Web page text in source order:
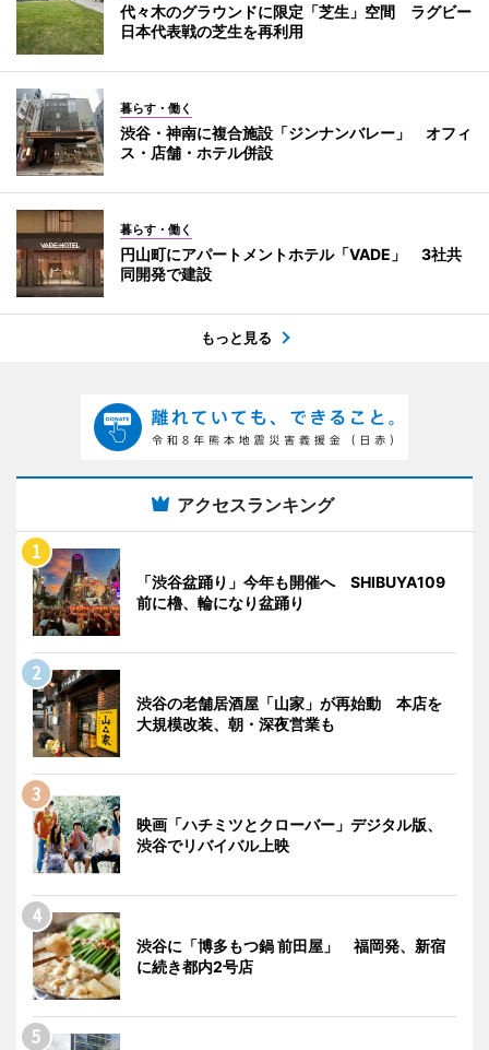
代々木のグラウンドに限定「芝生」空間 ラグビー
日本代表戦の芝生を再利用
暮らす・働く
渋谷・神南に複合施設「ジンナンバレー」 オフィ
ス・店舗・ホテル併設
暮らす・働く
円山町にアパートメントホテル「VADE」 3社共
同開発で建設
もっと見る
アクセスランキング
「渋谷盆踊り」今年も開催へ SHIBUYA109
前に櫓、輪になり盆踊り
渋谷の老舗居酒屋「山家」が再始動 本店を
大規模改装、朝・深夜営業も
映画「ハチミツとクローバー」デジタル版、
渋谷でリバイバル上映
渋谷に「博多もつ鍋 前田屋」 福岡発、新宿
に続き都内2号店